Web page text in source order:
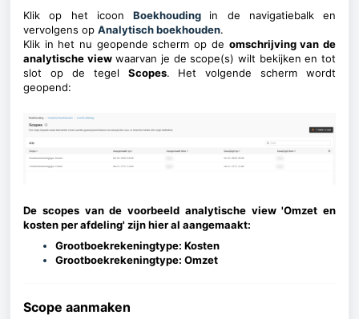
Klik op het icoon Boekhouding in de navigatiebalk en
vervolgens op Analytisch boekhouden.
Klik in het nu geopende scherm op de omschrijving van de
analytische viewwaarvan je de scope(s) wilt bekijken en tot
slot op de tegel Scopes. Het volgende scherm wordt
geopend:
De scopes van de voorbeeld analytische view 'Omzet en
kosten per afdeling' zijn hier al aangemaakt:
Grootboekrekeningtype: Kosten
Grootboekrekeningtype: Omzet
Scope aanmaken